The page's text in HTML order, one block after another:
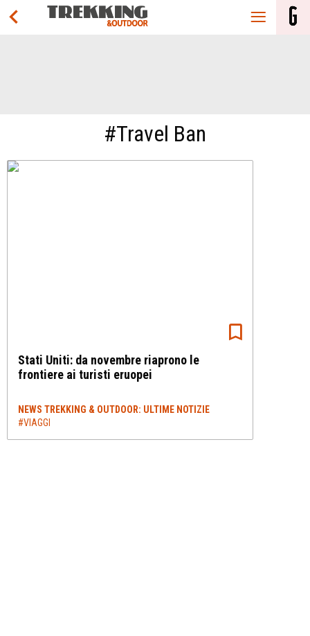
#Travel Ban
Stati Uniti: da novembre riaprono le
frontiere ai turisti eruopei
NEWS TREKKING & OUTDOOR: ULTIME NOTIZIE
#VIAGGI